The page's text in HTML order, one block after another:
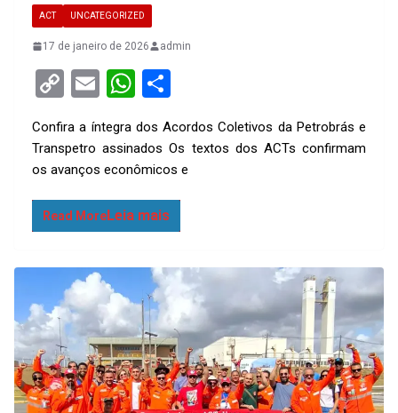
ACT UNCATEGORIZED
17 de janeiro de 2026 admin
C
py
Li
n
k
E
ail
W
at
s
A
p
ar
e
Confira a íntegra dos Acordos Coletivos da Petrobrás e
Transpetro assinados Os textos dos ACTs confirmam
os avanços econômicos e
Read More